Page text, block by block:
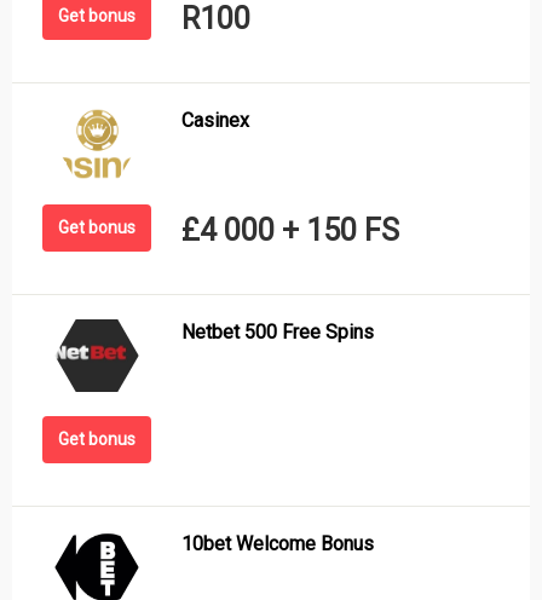
Get bonus R100
Get bonus
Casinex
£4 000 + 150 FS
Get bonus
Netbet 500 Free Spins
10bet Welcome Bonus